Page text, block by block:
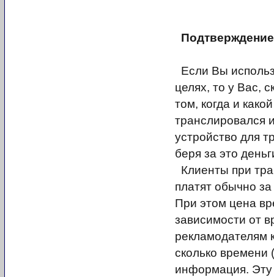
Если Вы
целях, то у Вас,
том, когда и
транслировался
устройство для
беря за это
Клиенты при
платят обычно
При этом цена
зависимости от
рекламодателям
сколько времени
информация.